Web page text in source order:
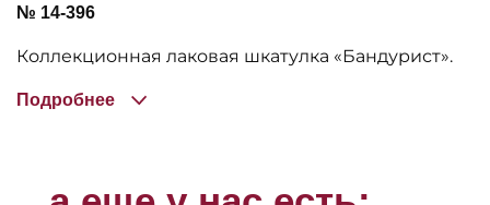
№ 14-396
Коллекционная лаковая шкатулка «Бандурист».
Подробнее